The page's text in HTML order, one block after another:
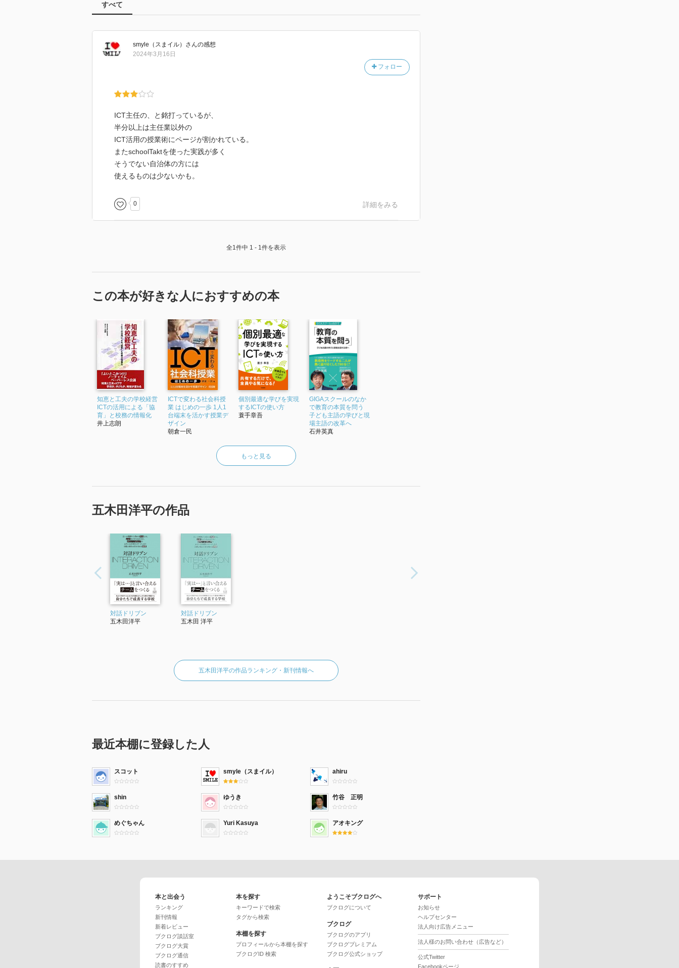
すべて
smyle（スまイル） さんの感想
フォロー
2024年3月16日
ICT主任の、と銘打っているが、
半分以上は主任業以外の
ICT活用の授業術にページが割かれている。
またschoolTaktを使った実践が多く
そうでない自治体の方には
使えるものは少ないかも。
0 詳細をみる
全1件中 1 - 1件を表示
この本が好きな人におすすめの本
知恵と工夫の学校経営
ICTの活用による「協
育」と校務の情報化
井上志朗
ICTで変わる社会科授
業 はじめの一歩 1人1
台端末を活かす授業デ
ザイン
朝倉一民
個別最適な学びを実現
するICTの使い方
蓑手章吾
GIGAスクールのなか
で教育の本質を問う
子ども主語の学びと現
場主語の改革へ
石井英真
もっと見る
五木田洋平の作品
対話ドリブン
五木田洋平
対話ドリブン
五木田 洋平
五木田洋平の作品ランキング・新刊情報へ
最近本棚に登録した人
スコット smyle（スまイル） ahiru
shin ゆうき 竹谷 正明
めぐちゃん Yuri Kasuya アオキング
本と出会う
ランキング
新刊情報
新着レビュー
ブクログ談話室
ブクログ大賞
ブクログ通信
読書のすすめ
本を探す
キーワードで検索
タグから検索
本棚を探す
プロフィールから本棚を探す
ブクログID 検索
ようこそブクログへ
ブクログについて
ブクログ
ブクログのアプリ
ブクログプレミアム
ブクログ公式ショップ
サポート
お知らせ
ヘルプセンター
法人向け広告メニュー
法人様のお問い合わせ（広告など）
公式Twitter
Facebookページ